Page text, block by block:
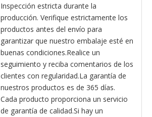
Inspección estricta durante la
producción. Verifique estrictamente los
productos antes del envío para
garantizar que nuestro embalaje esté en
buenas condiciones.Realice un
seguimiento y reciba comentarios de los
clientes con regularidad.La garantía de
nuestros productos es de 365 días.
Cada producto proporciona un servicio
de garantía de calidad.Si hay un